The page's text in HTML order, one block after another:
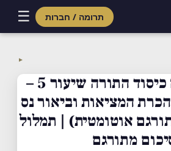
תרומה / חברות ☰
content
▼
יציאת מצרים כיסוד התורה שיעור 5 –
המציאות וביאור נס
אוטומטית) | תמלול
מתורגם